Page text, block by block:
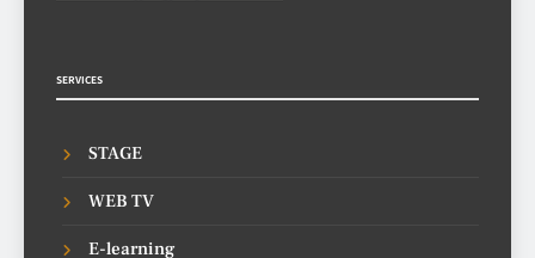
SERVICES
STAGE
WEB TV
E-learning